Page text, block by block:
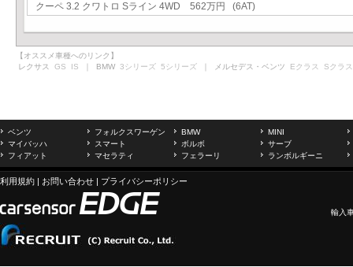
クーペ 3.2 クワトロ Sライン 4WD 562万円 (6AT)
【オススメ車種へのリンク】
レクサス GS IS ｜ BMW 3シリーズ 5シリーズ ｜ メルセデス・ベンツ Eクラス Sクラス
ベンツ フォルクスワーゲン BMW
MINI
マイバッハ
スマート ボルボ
サーブ
フィアット
マセラティ フェラーリ ランボルギーニ
利用規約 | お問い合わせ | プライバシーポリシー
輸入